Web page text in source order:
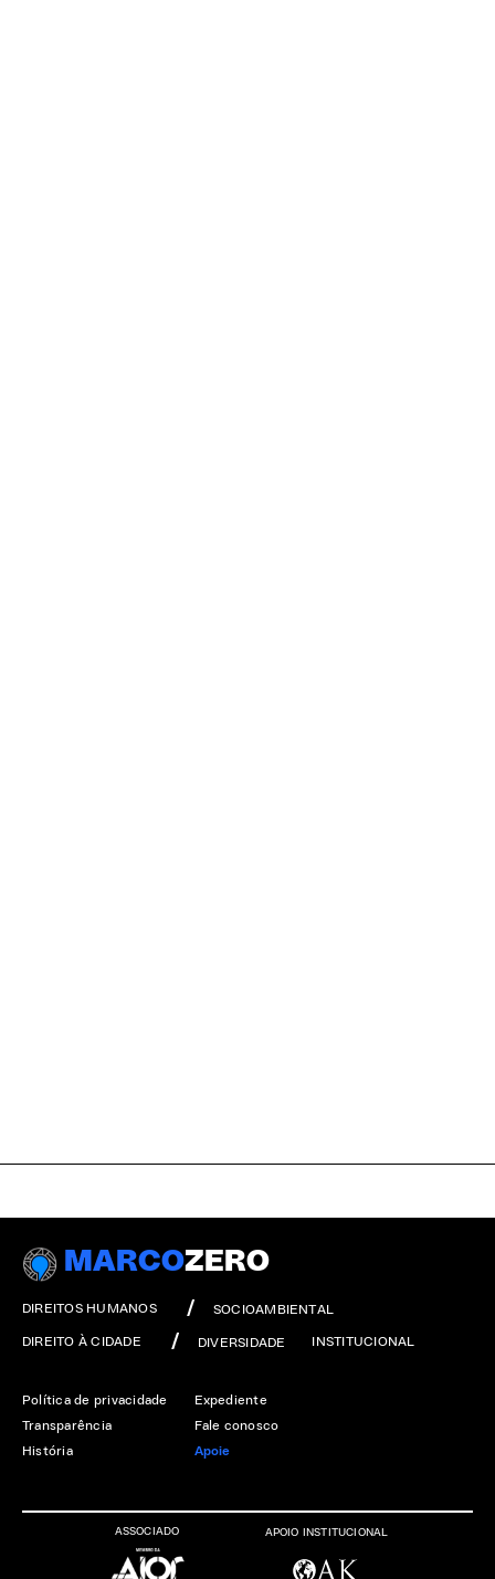
MARCOZERO
DIREITOS HUMANOS SOCIOAMBIENTAL
DIREITO À CIDADE DIVERSIDADE INSTITUCIONAL
Política de privacidade
Transparência
História
Expediente
Fale conosco
Apoie
ASSOCIADO APOIO INSTITUCIONAL